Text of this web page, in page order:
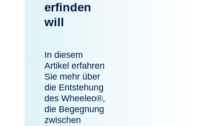
erfinden
will
In diesem
Artikel erfahren
Sie mehr über
die Entstehung
des Wheeleo®,
die Begegnung
zwischen